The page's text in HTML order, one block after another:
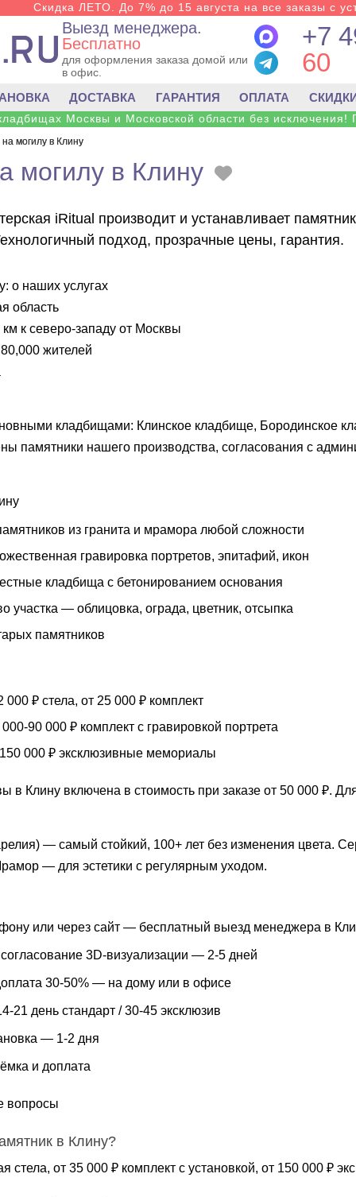
Скидка ЛЕТО. До 7% до 15 августа на все заказы с
Выезд менеджера.
Бесплатно
для оформления заказа домой или
в офис.
+7
60
ДОСТАВКА ГАРАНТИЯ ОПЛАТА
Москвы и Московской области без исключения!
могилу в Клину
могилу в Клину
iRitual производит и устанавливает
подход, прозрачные цены, гарантия.
о наших услугах
область
к северо-западу от Москвы
жителей
кладбищами: Клинское кладбище, Бородинское
памятники нашего производства, согласования с
из гранита и мрамора любой сложности
гравировка портретов, эпитафий, икон
кладбища с бетонированием основания
участка — облицовка, ограда, цветник, отсыпка
памятников
₽ стела, от 25 000 ₽ комплект
90 000 ₽ комплект с гравировкой портрета
000 ₽ эксклюзивные мемориалы
в Клину включена в стоимость при заказе от 50 000 ₽.
— самый стойкий, 100+ лет без изменения цвета.
— для эстетики с регулярным уходом.
или через сайт — бесплатный выезд менеджера в
3D-визуализации — 2-5 дней
30-50% — на дому или в офисе
21 день стандарт / 30-45 эксклюзив
— 1-2 дня
и доплата
вопросы
в Клину?
стела, от 35 000 ₽ комплект с установкой, от 150 000 ₽